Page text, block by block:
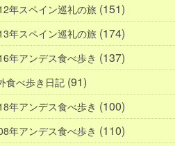
年スペイン巡礼の旅 (151)
年スペイン巡礼の旅 (174)
年アンデス食べ歩き (137)
食べ歩き日記 (91)
年アンデス食べ歩き (100)
年アンデス食べ歩き (110)